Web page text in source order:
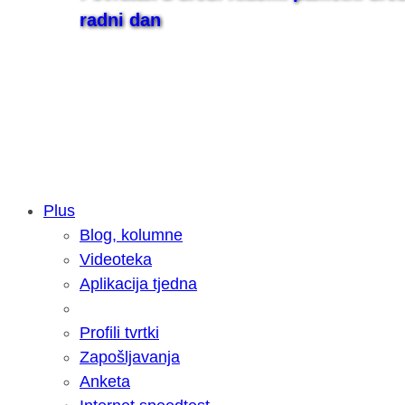
radni dan
Samsung otkrio kako je nastajala
razvoja donijelo tanje i izdržljivije
Plus
Blog, kolumne
Videoteka
Aplikacija tjedna
Profili tvrtki
Zapošljavanja
Anketa